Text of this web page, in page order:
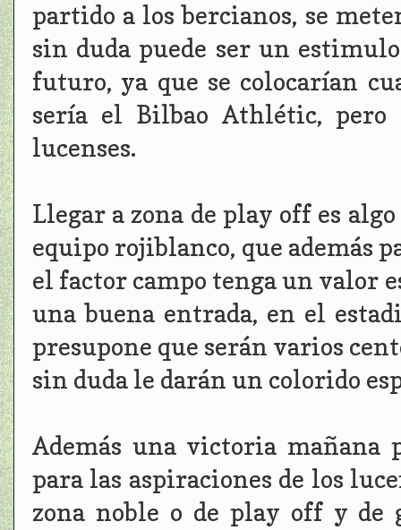
partido a los bercianos, se
sin duda puede ser un
futuro, ya que se colocarían
sería el Bilbao Athlétic, pero
lucenses.
Llegar a zona de play off es
equipo rojiblanco, que además
el factor campo tenga un valor
una buena entrada, en el
presupone que serán varios
sin duda le darán un colorido
Además una victoria mañana
para las aspiraciones de los
zona noble o de play off y de